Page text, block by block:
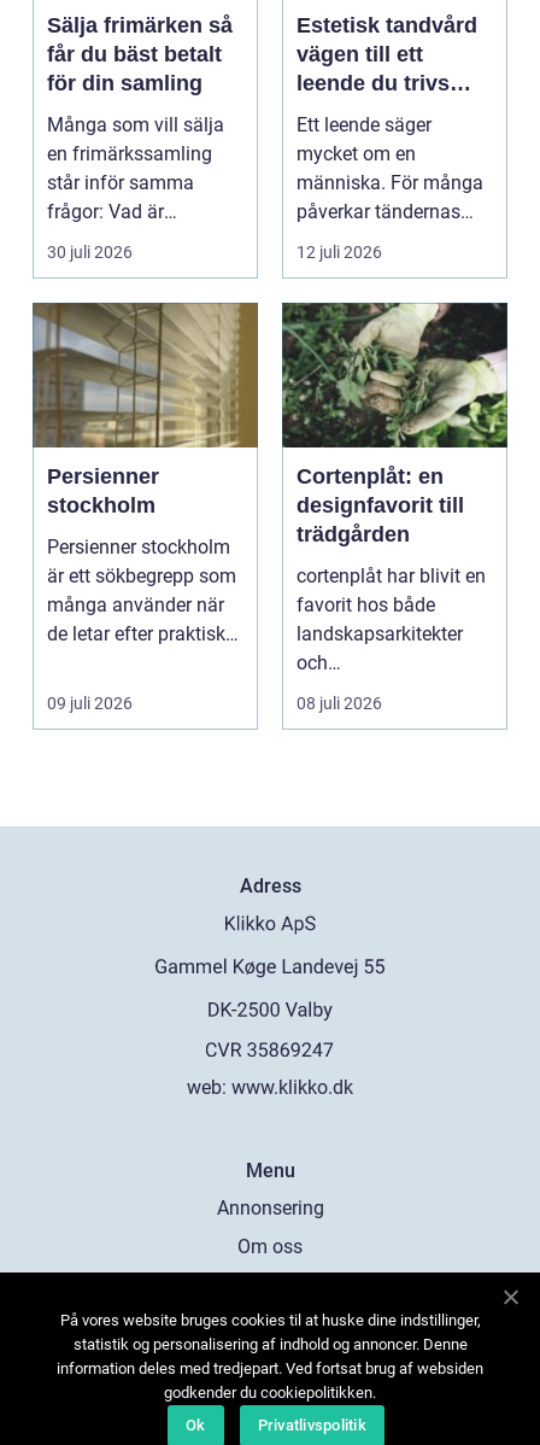
Sälja frimärken så
får du bäst betalt
för din samling
Många som vill sälja
en frimärkssamling
står inför samma
frågor: Vad är
samlingen värd? Var
vänder m...
30 juli 2026
Estetisk tandvård
vägen till ett
leende du trivs
med
Ett leende säger
mycket om en
människa. För många
påverkar tändernas
utseende både
självförtroendet ...
12 juli 2026
Persienner
stockholm
Persienner stockholm
är ett sökbegrepp som
många använder när
de letar efter praktiska
09 juli 2026
Cortenplåt: en
designfavorit till
trädgården
cortenplåt har blivit en
favorit hos både
landskapsarkitekter
och
trädgårdsentusiaster.
Det är ett m...
08 juli 2026
Adress
web: www.klikko.dk
Menu
Annonsering
Om oss
Kontakta oss
Sitemap
På vores website bruges cookies til at huske dine indstillinger,
statistik og personalisering af indhold og annoncer. Denne
information deles med tredjepart. Ved fortsat brug af websiden
godkender du cookiepolitikken.
Ok
Privatlivspolitik